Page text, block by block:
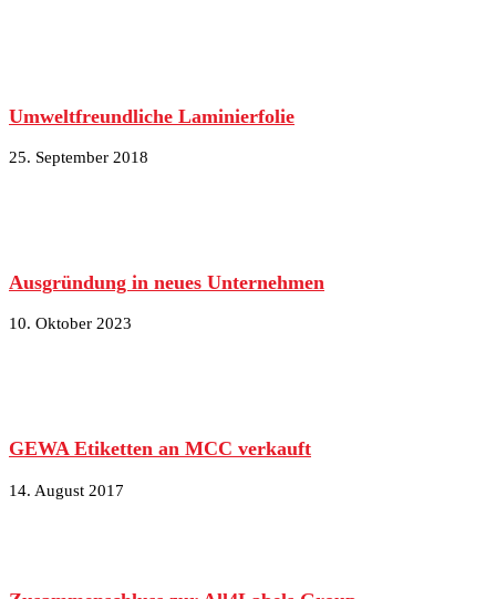
Umweltfreundliche Laminierfolie
25. September 2018
Ausgründung in neues Unternehmen
10. Oktober 2023
GEWA Etiketten an MCC verkauft
14. August 2017